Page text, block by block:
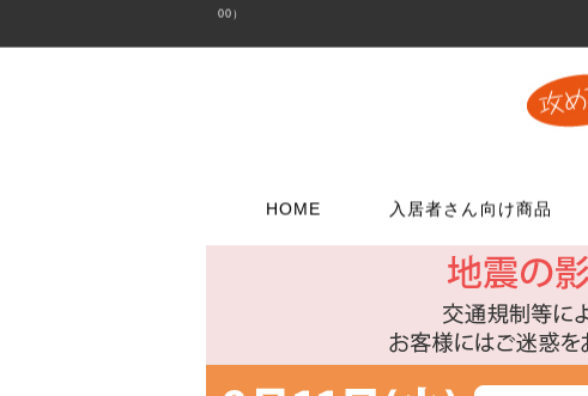
00）
HOME 入居者さん向け商品
扉・窓・家具に使う
つまみ
鍵・
玄関扉
浴室用
お電話でのご注文
06-6723-5060
カスタマーセンター
平日9：30～17：00
問合わせフォーム
こちらから